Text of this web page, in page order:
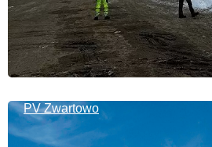
PV Zwartowo